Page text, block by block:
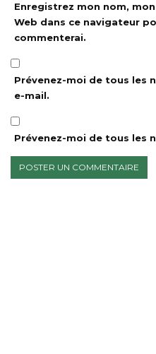
Enregistrez mon nom,
Web dans ce navigateur
commenterai.
Prévenez-moi de tous les
e-mail.
Prévenez-moi de tous les